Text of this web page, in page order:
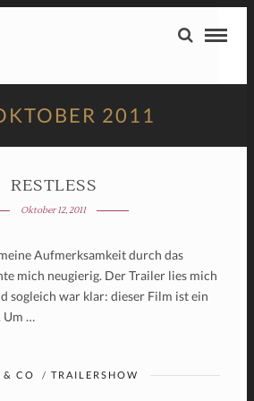
2011
RESTLESS
Oktober 12, 2011
Aufmerksamkeit durch das
mich neugierig. Der Trailer lies mich
sogleich war klar: dieser Film ist ein
Um …
& CO / TRAILERSHOW